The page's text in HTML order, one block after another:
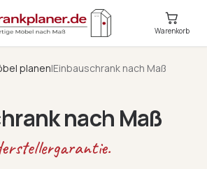
Warenkorb
planen|Einbauschrank nach Maß
nach Maß